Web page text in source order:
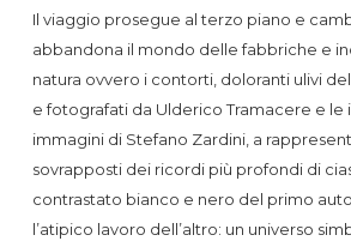
Il viaggio prosegue al terzo piano e
abbandona il mondo delle fabbriche e
natura ovvero i contorti, doloranti ulivi
e fotografati da Ulderico Tramacere e le
immagini di Stefano Zardini, a
sovrapposti dei ricordi più profondi di
contrastato bianco e nero del primo
l’atipico lavoro dell’altro: un universo